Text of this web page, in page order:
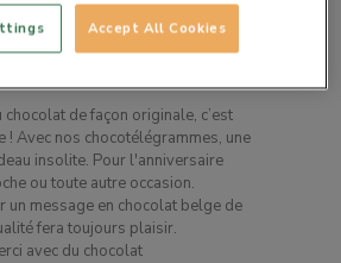
produit
chocolat de façon originale, c’est
! Avec nos chocotélégrammes, une
insolite. Pour l'anniversaire
ou toute autre occasion.
un message en chocolat belge de
fera toujours plaisir.
avec du chocolat
Accept All Cookies